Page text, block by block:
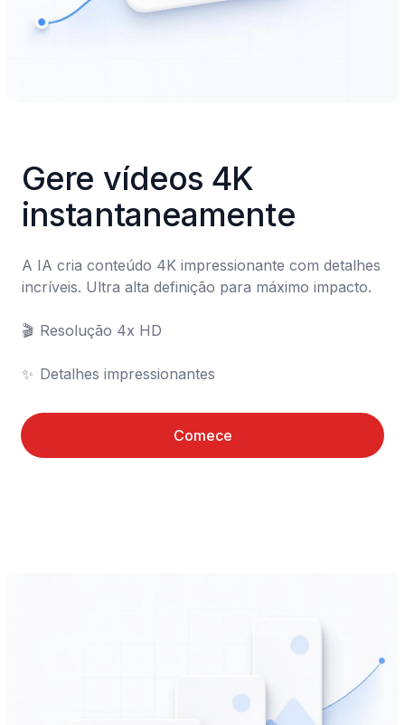
Gere vídeos 4K
instantaneamente
A IA cria conteúdo 4K impressionante com detalhes
incríveis. Ultra alta definição para máximo impacto.
🎬	Resolução 4x HD
✨	Detalhes impressionantes
Comece